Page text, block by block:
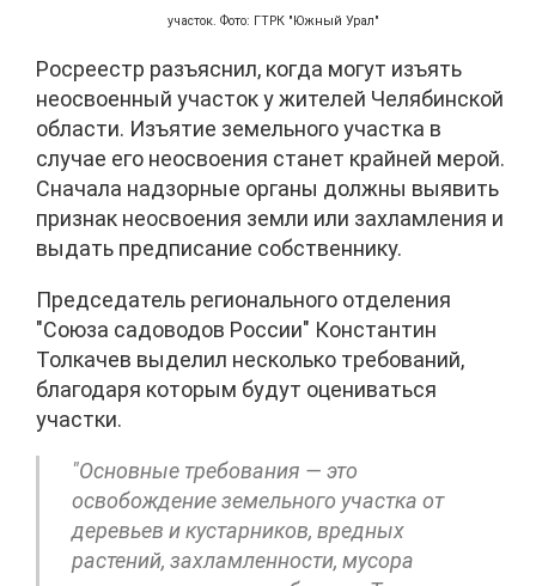
участок. Фото: ГТРК "Южный Урал"
Росреестр разъяснил, когда могут изъять
неосвоенный участок у жителей Челябинской
области. Изъятие земельного участка в
случае его неосвоения станет крайней мерой.
Сначала надзорные органы должны выявить
признак неосвоения земли или захламления и
выдать предписание собственнику.
Председатель регионального отделения
"Союза садоводов России" Константин
Толкачев выделил несколько требований,
благодаря которым будут оцениваться
участки.
"Основные требования — это
освобождение земельного участка от
деревьев и кустарников, вредных
растений, захламленности, мусора